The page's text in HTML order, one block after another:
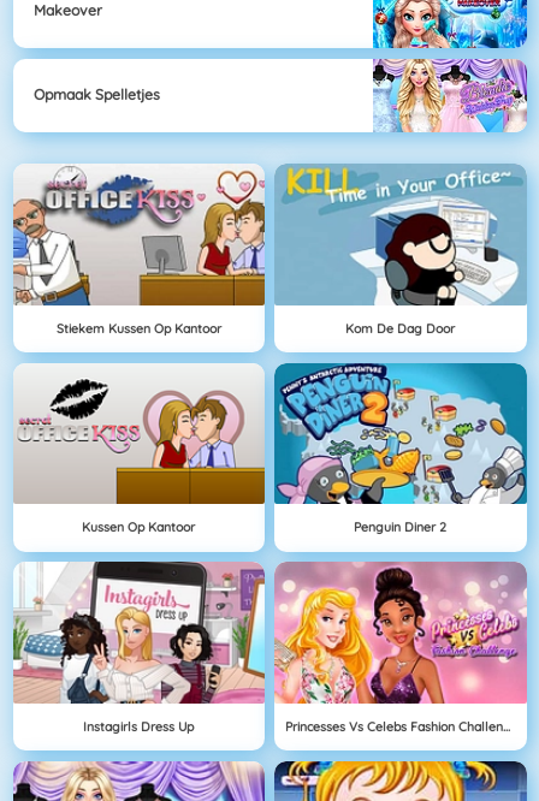
Makeover
Opmaak Spelletjes
Stiekem Kussen Op Kantoor Kom De Dag Door
Kussen Op Kantoor Penguin Diner 2
Instagirls Dress Up Princesses Vs Celebs Fashion Challenge